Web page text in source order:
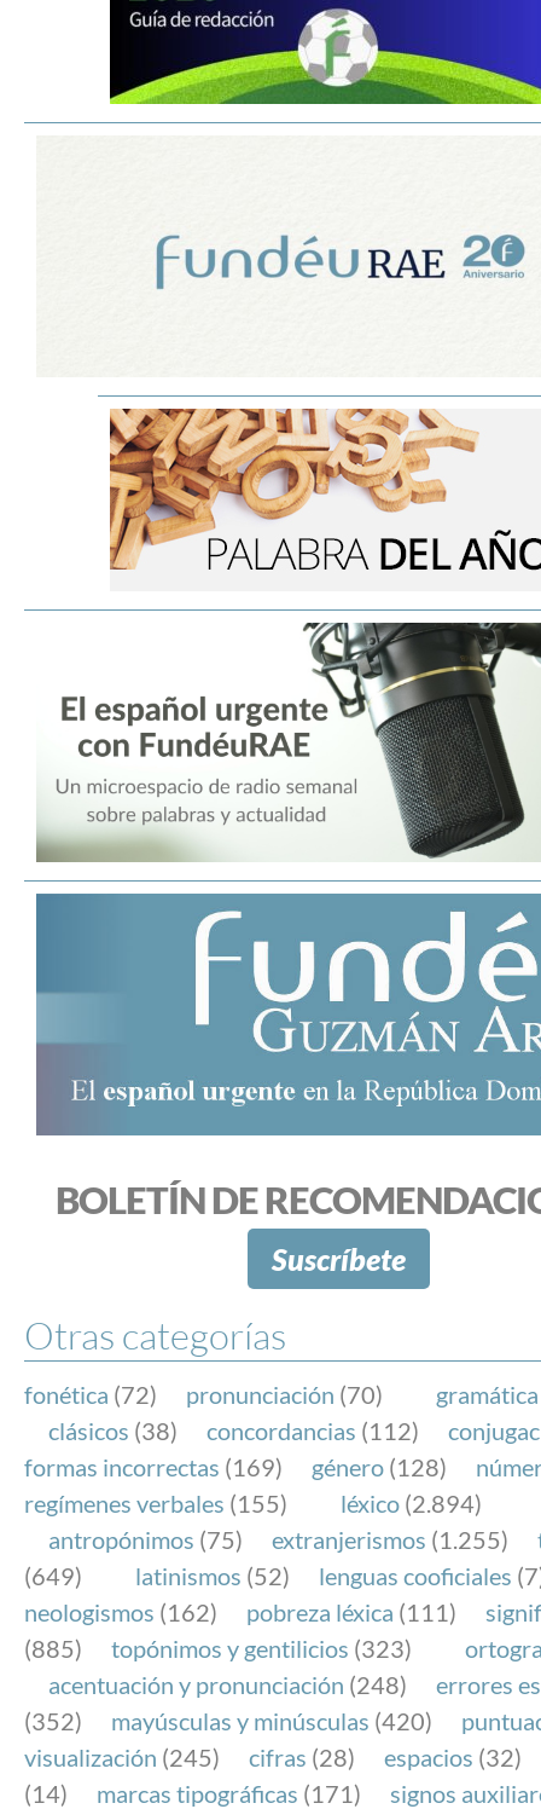
BOLETÍN DE
Suscríbete
Otras categorías
fonética (72) pronunciación (70) gramática
clásicos (38) concordancias (112)
formas incorrectas (169) género (128)
regímenes verbales (155) léxico (2.894)
antropónimos (75) extranjerismos (1.255)
(649)
latinismos (52) lenguas cooficiales
neologismos (162) pobreza léxica (111)
(885)
topónimos y gentilicios (323)
acentuación y pronunciación (248)
errores
(352)
mayúsculas y minúsculas (420)
visualización (245) cifras (28) espacios (32)
(14)
marcas tipográficas (171)
signos